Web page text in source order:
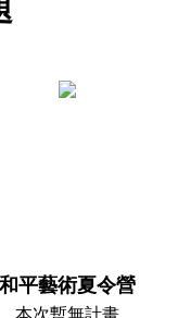
和平藝術夏令營
本次暫無計畫